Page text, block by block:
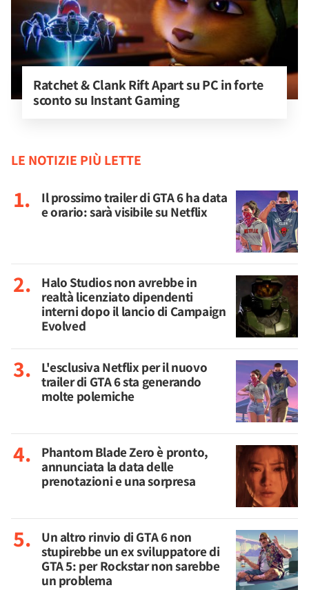
Ratchet & Clank Rift Apart su PC in forte
sconto su Instant Gaming
LE NOTIZIE PIÙ LETTE
Il prossimo trailer di GTA 6 ha data
e orario: sarà visibile su Netflix
Halo Studios non avrebbe in
realtà licenziato dipendenti
interni dopo il lancio di Campaign
Evolved
L'esclusiva Netflix per il nuovo
trailer di GTA 6 sta generando
molte polemiche
Phantom Blade Zero è pronto,
annunciata la data delle
prenotazioni e una sorpresa
Un altro rinvio di GTA 6 non
stupirebbe un ex sviluppatore di
GTA 5: per Rockstar non sarebbe
un problema